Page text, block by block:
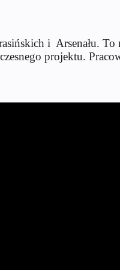
i Arsenału. To
projektu.